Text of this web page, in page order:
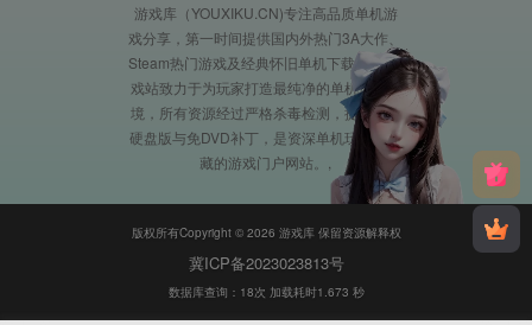
游戏库（YOUXIKU.CN)专注高品质单机游
戏分享，第一时间提供国内外热门3A大作、
Steam热门游戏及经典怀旧单机下载。XX游
戏站致力于为玩家打造最纯净的单机游戏环
境，所有资源经过严格杀毒检测，提供完整
硬盘版与免DVD补丁，是资深单机玩家必收
藏的游戏门户网站。
版权所有Copyright © 2026 游戏库 保留资源解释权
冀ICP备2023023813号
数据库查询：18次 加载耗时1.673 秒